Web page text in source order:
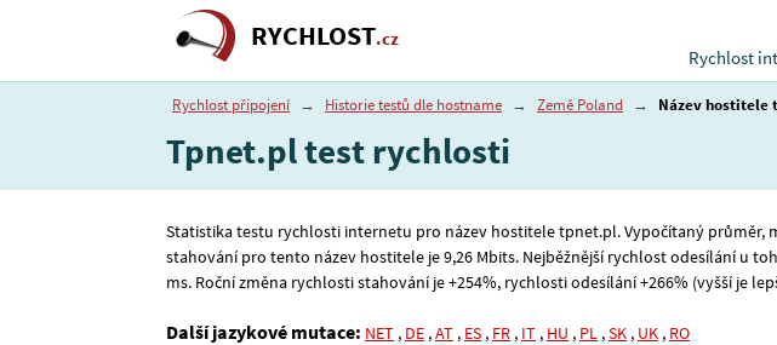
RYCHLOST.cz
Rychlost
Rychlost připojení → Historie testů dle hostname → Země Poland → Název hostitele
Tpnet.pl test rychlosti
Statistika testu rychlosti internetu pro název hostitele tpnet.pl. Vypočítaný
stahování pro tento název hostitele je 9,26 Mbits. Nejběžnější rychlost odesílání u
ms. Roční změna rychlosti stahování je +254%, rychlosti odesílání +266% (vyšší je
Další jazykové mutace: NET , DE ,AT , ES , FR , IT , HU , PL ,SK , UK , RO